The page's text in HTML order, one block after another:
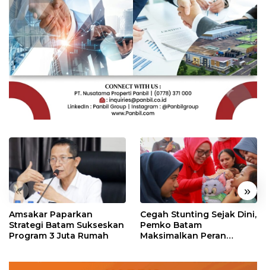
« »
Amsakar Paparkan
Strategi Batam Sukseskan
Program 3 Juta Rumah
Cegah Stunting Sejak Dini,
Pemko Batam
Maksimalkan Peran